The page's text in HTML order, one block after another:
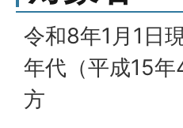
令和8年1月1日
年代（平成15
方